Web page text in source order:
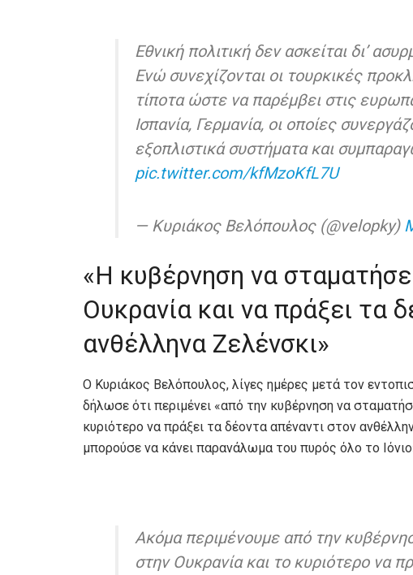
Εθνική πολιτική δεν ασκείται δι’
Ενώ συνεχίζονται οι τουρκικές
τίποτα ώστε να παρέμβει στις
Ισπανία, Γερμανία, οι οποίες
εξοπλιστικά συστήματα και
pic.twitter.com/kfMzoKfL7U
— Κυριάκος Βελόπουλος (@velopky)
«Η κυβέρνηση να
Ουκρανία και να πράξει τα
ανθέλληνα Ζελένσκι»
Ο Κυριάκος Βελόπουλος, λίγες ημέρες μετά τον
δήλωσε ότι περιμένει «από την κυβέρνηση να
κυριότερο να πράξει τα δέοντα απέναντι στον
μπορούσε να κάνει παρανάλωμα του πυρός όλο το
Ακόμα περιμένουμε από την
στην Ουκρανία και το κυριότερο να